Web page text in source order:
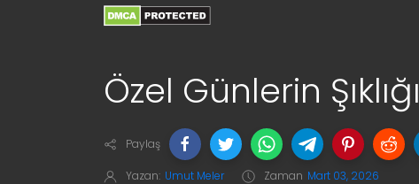
Özel Günlerin Şıklığı
Paylaş
Yazan: Umut Meler Zaman Mart 03, 2026